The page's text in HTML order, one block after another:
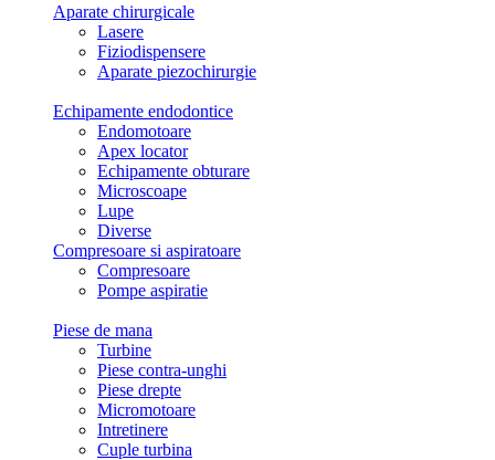
Aparate chirurgicale
Lasere
Fiziodispensere
Aparate piezochirurgie
Echipamente endodontice
Endomotoare
Apex locator
Echipamente obturare
Microscoape
Lupe
Diverse
Compresoare si aspiratoare
Compresoare
Pompe aspiratie
Piese de mana
Turbine
Piese contra-unghi
Piese drepte
Micromotoare
Intretinere
Cuple turbina